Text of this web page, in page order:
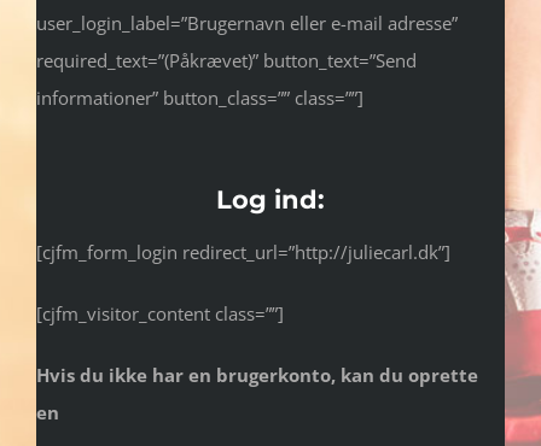
user_login_label=”Brugernavn eller e-mail adresse”
required_text=”(Påkrævet)” button_text=”Send
informationer” button_class=”” class=””]
Log ind:
[cjfm_form_login redirect_url=”http://juliecarl.dk”]
[cjfm_visitor_content class=””]
Hvis du ikke har en brugerkonto, kan du oprette
en